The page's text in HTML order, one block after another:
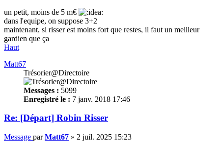
un petit, moins de 5 m€
dans l'equipe, on suppose 3+2
maintenant, si risser est moins fort que restes, il faut un meilleur
gardien que ça
Haut
Matt67
Trésorier@Directoire
Messages : 5099
Enregistré le : 7 janv. 2018 17:46
Re: [Départ] Robin Risser
Message parMatt67 » 2 juil. 2025 15:23